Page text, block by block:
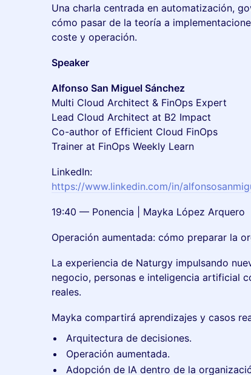
Una charla centrada en automatización,
cómo pasar de la teoría a
coste y operación.
Speaker
Alfonso San Miguel Sánchez
Multi Cloud Architect & FinOps Expert
Lead Cloud Architect at B2 Impact
Co-author of Efficient Cloud FinOps
Trainer at FinOps Weekly Learn
LinkedIn:
https://www.linkedin.com/in/
19:40 — Ponencia | Mayka López Arquero
Operación aumentada: cómo preparar la
La experiencia de Naturgy impulsando
negocio, personas e inteligencia artificial
reales.
Mayka compartirá aprendizajes y casos
Arquitectura de decisiones.
Operación aumentada.
Adopción de IA dentro de la